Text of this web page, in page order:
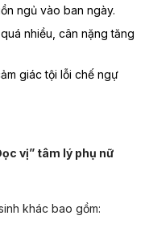
ngủ vào ban ngày.
nhiều, cân nặng tăng
giác tội lỗi chế ngự
vị” tâm lý phụ nữ
khác bao gồm: